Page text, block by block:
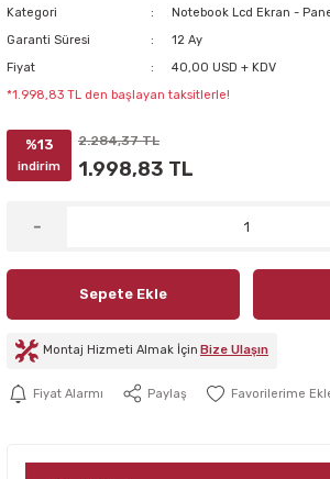
Kategori
Notebook Lcd Ekran -
Garanti Süresi
12 Ay
Fiyat
40,00 USD + KDV
*1.998,83 TL den başlayan taksitlerle!
%13
indirim
2.284,37 TL
1.998,83 TL
Sepete Ekle
Montaj Hizmeti Almak İçin Bize Ulaşın
Fiyat Alarmı Paylaş